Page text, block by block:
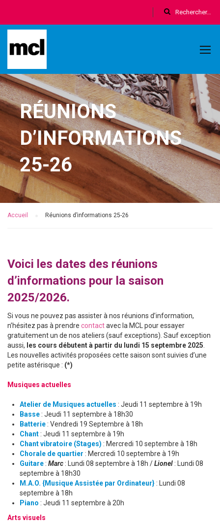
RÉUNIONS
D’INFORMATIONS
25-26
Accueil Réunions d’informations 25-26
Voici les dates des réunions
d’informations pour la saison
2025/2026.
Si vous ne pouvez pas assister à nos réunions d’information,
n’hésitez pas à prendre contactavec la MCL pour essayer
gratuitement un de nos ateliers (sauf exceptions). Sauf exception
aussi, les cours débutent à partir du lundi 15 septembre 2025
Les nouvelles activités proposées cette saison sont suivies d’une
petite astérisque : (*)
Musiques actuelles
Atelier de Musiques actuelles : Jeudi 11 septembre à 19h
Basse : Jeudi 11 septembre à 18h30
Batterie : Vendredi 19 Septembre à 18h
Chant : Jeudi 11 septembre à 19h
Chant vibratoire (Stages) : Mercredi 10 septembre à 18h
Chorale de quartier : Mercredi 10 septembre à 19h
Guitare : Marc : Lundi 08 septembre à 18h /Lionel : Lundi 08
septembre à 18h30
M.A.O. {Musique Assistée par Ordinateur} : Lundi 08
septembre à 18h
Piano : Jeudi 11 septembre à 20h
Arts visuels